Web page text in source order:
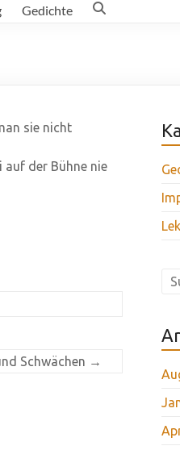
Gedichte
sie nicht
auf der Bühne nie
Schwächen →